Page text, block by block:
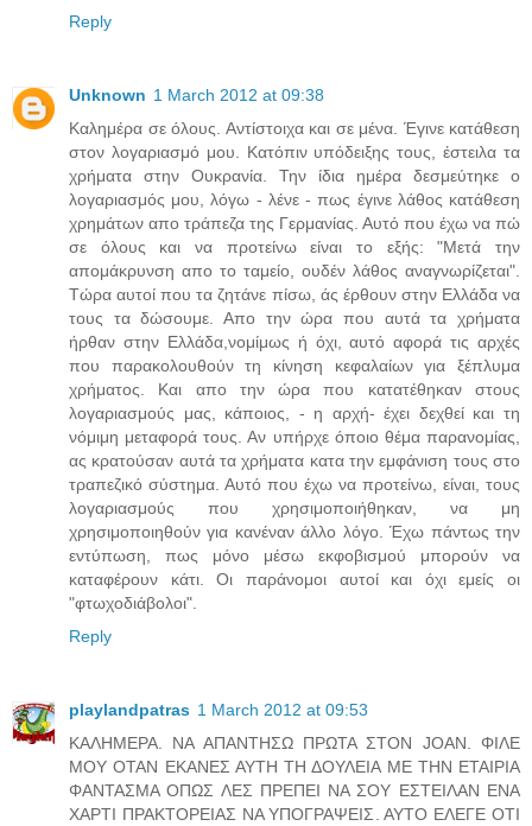
Reply
Unknown 1 March 2012 at 09:38
Καλημέρα σε όλους. Αντίστοιχα και σε μένα. Έγινε κατάθεση
στον λογαριασμό μου. Κατόπιν υπόδειξης τους, έστειλα τα
χρήματα στην Ουκρανία. Την ίδια ημέρα δεσμεύτηκε ο
λογαριασμός μου, λόγω - λένε - πως έγινε λάθος κατάθεση
χρημάτων απο τράπεζα της Γερμανίας. Αυτό που έχω να πώ
σε όλους και να προτείνω είναι το εξής: "Μετά την
απομάκρυνση απο το ταμείο, ουδέν λάθος αναγνωρίζεται".
Τώρα αυτοί που τα ζητάνε πίσω, άς έρθουν στην Ελλάδα να
τους τα δώσουμε. Απο την ώρα που αυτά τα χρήματα
ήρθαν στην Ελλάδα,νομίμως ή όχι, αυτό αφορά τις αρχές
που παρακολουθούν τη κίνηση κεφαλαίων για ξέπλυμα
χρήματος. Και απο την ώρα που κατατέθηκαν στους
λογαριασμούς μας, κάποιος, - η αρχή- έχει δεχθεί και τη
νόμιμη μεταφορά τους. Αν υπήρχε όποιο θέμα παρανομίας,
ας κρατούσαν αυτά τα χρήματα κατα την εμφάνιση τους στο
τραπεζικό σύστημα. Αυτό που έχω να προτείνω, είναι, τους
λογαριασμούς που χρησιμοποιήθηκαν, να μη
χρησιμοποιηθούν για κανέναν άλλο λόγο. Έχω πάντως την
εντύπωση, πως μόνο μέσω εκφοβισμού μπορούν να
καταφέρουν κάτι. Οι παράνομοι αυτοί και όχι εμείς οι
"φτωχοδιάβολοι".
Reply
playlandpatras 1 March 2012 at 09:53
ΚΑΛΗΜΕΡΑ. ΝΑ ΑΠΑΝΤΗΣΩ ΠΡΩΤΑ ΣΤΟΝ JOAN. ΦΙΛΕ
ΜΟΥ ΟΤΑΝ ΕΚΑΝΕΣ ΑΥΤΗ ΤΗ ΔΟΥΛΕΙΑ ΜΕ ΤΗΝ ΕΤΑΙΡΙΑ
ΦΑΝΤΑΣΜΑ ΟΠΩΣ ΛΕΣ ΠΡΕΠΕΙ ΝΑ ΣΟΥ ΕΣΤΕΙΛΑΝ ΕΝΑ
ΧΑΡΤΙ ΠΡΑΚΤΟΡΕΙΑΣ ΝΑ ΥΠΟΓΡΑΨΕΙΣ. ΑΥΤΟ ΕΛΕΓΕ ΟΤΙ